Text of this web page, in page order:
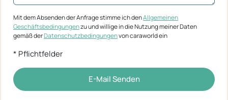
Mit dem Absenden der Anfrage stimme ich denAllgemeinen
Geschäftsbedingungenzu und willige in die Nutzung meiner Daten
gemäß derDatenschutzbedingungenvon caraworld ein
* Pflichtfelder
E-Mail Senden